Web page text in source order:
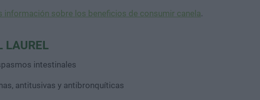
información sobre los beneficios de consumir canela.
LAUREL
intestinales
antitusivas y antibronquíticas